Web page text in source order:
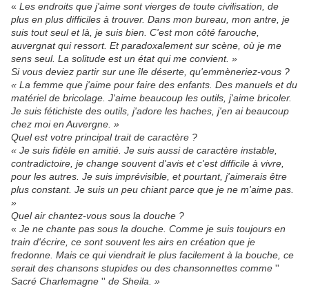
« Les endroits que j'aime sont vierges de toute civilisation, de
plus en plus difficiles à trouver. Dans mon bureau, mon antre, je
suis tout seul et là, je suis bien. C'est mon côté farouche,
auvergnat qui ressort. Et paradoxalement sur scène, où je me
sens seul. La solitude est un état qui me convient. »
Si vous deviez partir sur une île déserte, qu'emmèneriez-vous ?
« La femme que j'aime pour faire des enfants. Des manuels et du
matériel de bricolage. J'aime beaucoup les outils, j'aime bricoler.
Je suis fétichiste des outils, j'adore les haches, j'en ai beaucoup
chez moi en Auvergne. »
Quel est votre principal trait de caractère ?
« Je suis fidèle en amitié. Je suis aussi de caractère instable,
contradictoire, je change souvent d'avis et c'est difficile à vivre,
pour les autres. Je suis imprévisible, et pourtant, j'aimerais être
plus constant. Je suis un peu chiant parce que je ne m'aime pas.
»
Quel air chantez-vous sous la douche ?
« Je ne chante pas sous la douche. Comme je suis toujours en
train d'écrire, ce sont souvent les airs en création que je
fredonne. Mais ce qui viendrait le plus facilement à la bouche, ce
serait des chansons stupides ou des chansonnettes comme ''
Sacré Charlemagne '' de Sheila. »